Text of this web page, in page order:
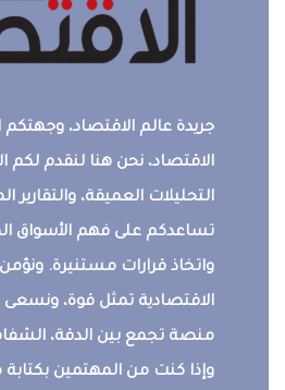
جريدة عالم الاقتصاد، وجهتكم
الاقتصاد، نحن هنا لنقدم لكم
التحليلات العميقة،
تساعدكم على فهم الأسواق
واتخاذ قرارات مستنيرة.
الاقتصادية تمثل قوة،
منصة تجمع بين الدقة،
وإذا كنت من المهتمين بكتابة